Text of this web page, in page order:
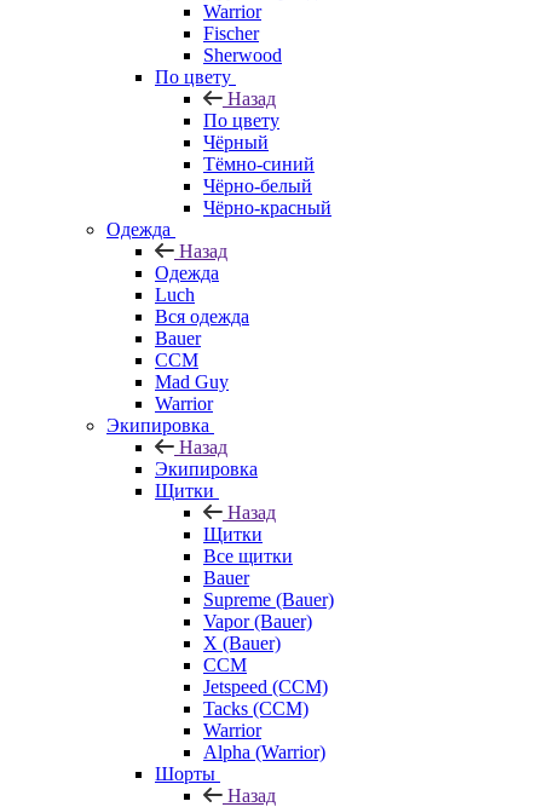
Warrior
Fischer
Sherwood
По цвету
Назад
По цвету
Чёрный
Тёмно-синий
Чёрно-белый
Чёрно-красный
Одежда
Назад
Одежда
Luch
Вся одежда
Bauer
CCM
Mad Guy
Warrior
Экипировка
Назад
Экипировка
Щитки
Назад
Щитки
Все щитки
Bauer
Supreme (Bauer)
Vapor (Bauer)
X (Bauer)
CCM
Jetspeed (CCM)
Tacks (CCM)
Warrior
Alpha (Warrior)
Шорты
Назад